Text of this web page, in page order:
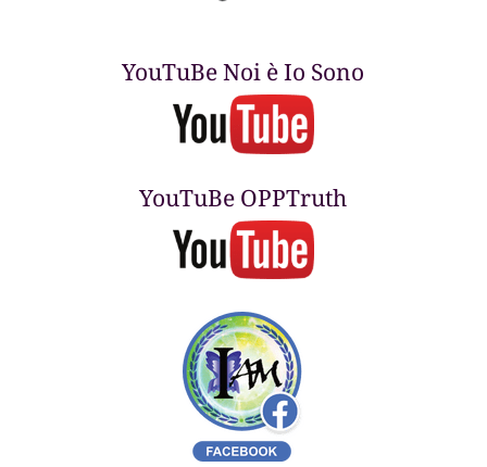
YouTuBe Noi è Io Sono
YouTuBe OPPTruth